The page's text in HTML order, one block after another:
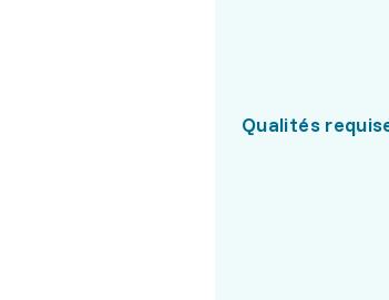
Qualités